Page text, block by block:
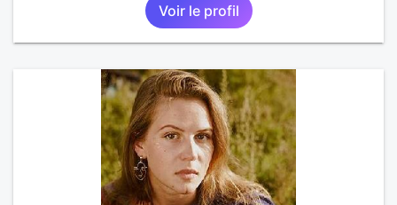
Voir le profil